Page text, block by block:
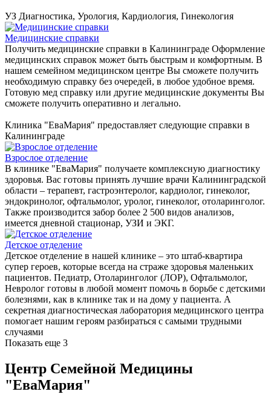
УЗ Диагностика, Урология, Кардиология, Гинекология
Медицинские справки
Получить медицинские справки в Калининграде Оформление
медицинских справок может быть быстрым и комфортным. В
нашем семейном медицинском центре Вы сможете получить
необходимую справку без очередей, в любое удобное время.
Готовую мед справку или другие медицинские документы Вы
сможете получить оперативно и легально.
Клиника "ЕваМария" предоставляет следующие справки в
Калининграде
Взрослое отделение
В клинике "ЕваМария" получаете комплексную диагностику
здоровья. Вас готовы принять лучшие врачи Калининградской
области – терапевт, гастроэнтеролог, кардиолог, гинеколог,
эндокринолог, офтальмолог, уролог, гинеколог, отоларинголог.
Также производится забор более 2 500 видов анализов,
имеется дневной стационар, УЗИ и ЭКГ.
Детское отделение
Детское отделение в нашей клинике – это штаб-квартира
супер героев, которые всегда на страже здоровья маленьких
пациентов. Педиатр, Отоларинголог (ЛОР), Офтальмолог,
Невролог готовы в любой момент помочь в борьбе с детскими
болезнями, как в клинике так и на дому у пациента. А
секретная диагностическая лаборатория медицинского центра
помогает нашим героям разбираться с самыми трудными
случаями
Показать еще 3
Центр Семейной Медицины
"ЕваМария"